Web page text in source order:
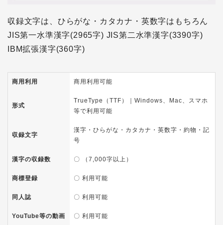
収録文字は、ひらがな・カタカナ・英数字はもちろん
JIS第一水準漢字(2965字) JIS第二水準漢字(3390字)
IBM拡張漢字(360字)
商用利用 商用利用可能
形式
TrueType（TTF）｜Windows、Mac、スマホ
等で利用可能
収録文字
漢字・ひらがな・カタカナ・英数字・約物・記
号
漢字の収録数 〇 （7,000字以上）
商標登録 〇 利用可能
同人誌 〇 利用可能
YouTube等の動画 〇 利用可能